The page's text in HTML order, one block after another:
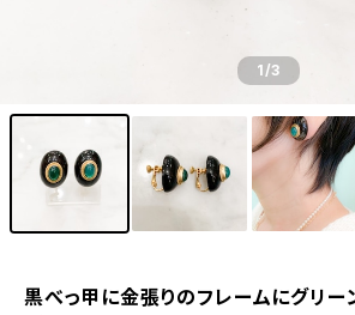
1/3
黒べっ甲に金張りのフレームにグリー